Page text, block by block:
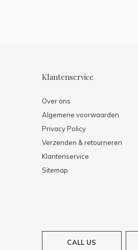
Klantenservice
Over ons
Algemene voorwaarden
Privacy Policy
Verzenden & retourneren
Klantenservice
Sitemap
CALL US